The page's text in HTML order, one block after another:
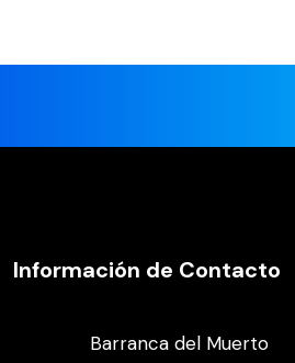
Información de Contacto
Barranca del Muerto